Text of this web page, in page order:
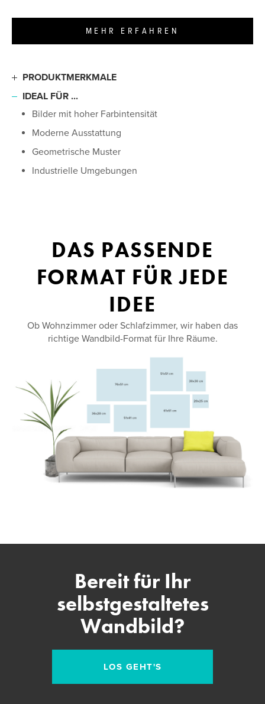
MEHR ERFAHREN
PRODUKTMERKMALE
Extra dünne Aluminiumplatte
Abgerundete, glatte Kanten
Besonders lebendige, klare Bilder
Originalgetreue Farbreproduktion
Hochglanzbeschichtung
IDEAL FÜR ...
Bilder mit hoher Farbintensität
Moderne Ausstattung
Geometrische Muster
Industrielle Umgebungen
DAS PASSENDE
FORMAT FÜR JEDE
IDEE
Ob Wohnzimmer oder Schlafzimmer, wir haben das
richtige Wandbild-Format für Ihre Räume.
Bereit für Ihr
selbstgestaltetes
Wandbild?
LOS GEHT'S